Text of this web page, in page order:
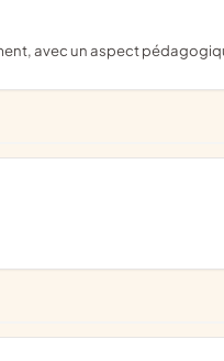
avec un aspect